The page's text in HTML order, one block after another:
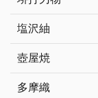
塩沢紬
壺屋焼
多摩織